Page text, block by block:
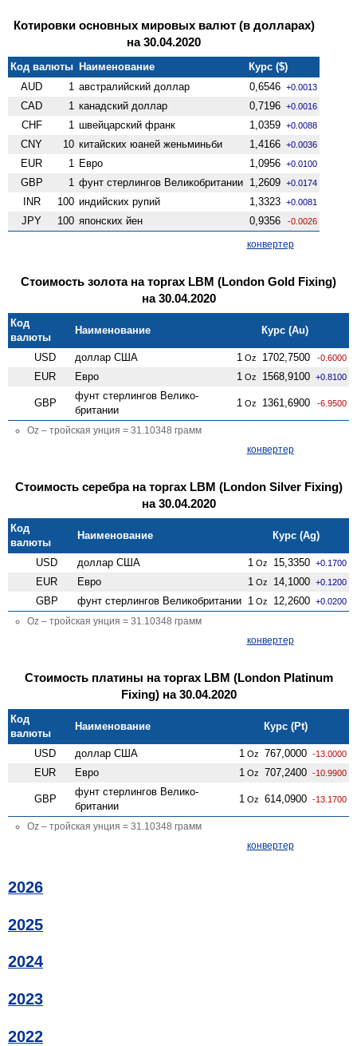
Котировки основных мировых валют (в долларах)
на 30.04.2020
Код валюты Наименование
Курс ($)
AUD
1 австралийский доллар 0,6546 +0.0013
CAD 1 канадский доллар 0,7196 +0.0016
CHF 1 швейцарский франк 1,0359 +0.0088
CNY 10 китайских юаней женьминьби 1,4166 +0.0036
EUR 1 Евро 1,0956 +0.0100
GBP 1 фунт стерлингов Велико­британии 1,2609 +0.0174
INR 100 индийских рупий 1,3323 +0.0081
JPY 100 японских йен 0,9356 -0.0026
конвертер
Стоимость золота на торгах LBM (London Gold Fixing)
на 30.04.2020
Код
валюты
Наименование Курс (Au)
USD доллар США 1 Oz 1702,7500 -0.6000
EUR Евро 1 Oz 1568,9100 +0.8100
GBP
фунт стерлингов Велико­
британии
1 Oz 1361,6900 -6.9500
Oz – тройская унция = 31.10348 грамм
конвертер
Стоимость серебра на торгах LBM (London Silver Fixing)
на 30.04.2020
Код
валюты
Наименование Курс (Ag)
USD доллар США 1 Oz 15,3350 +0.1700
EUR Евро 1 Oz 14,1000 +0.1200
GBP фунт стерлингов Велико­британии 1 Oz 12,2600 +0.0200
Oz – тройская унция = 31.10348 грамм
конвертер
Стоимость платины на торгах LBM (London Platinum
Fixing) на 30.04.2020
Код
валюты
Наименование Курс (Pt)
USD доллар США 1 Oz 767,0000 -13.0000
EUR Евро 1 Oz 707,2400 -10.9900
GBP
фунт стерлингов Велико­
британии
1 Oz 614,0900 -13.1700
Oz – тройская унция = 31.10348 грамм
конвертер
2026
2025
2024
2023
2022